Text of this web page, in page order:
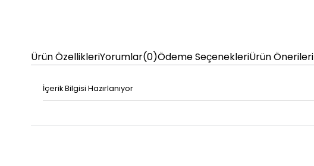
Ürün ÖzellikleriYorumlar(0)Ödeme SeçenekleriÜrün Önerileri
İçerik Bilgisi Hazırlanıyor